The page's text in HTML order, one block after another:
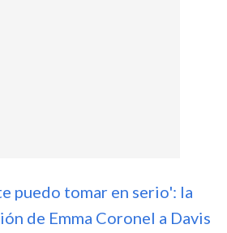
puedo tomar en serio': la
de Emma Coronel a Davis